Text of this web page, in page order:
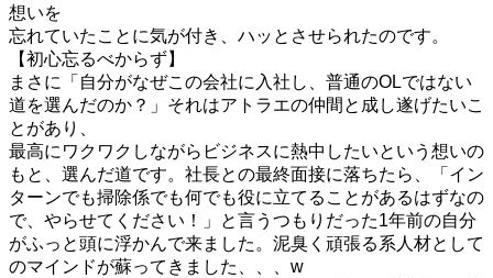
想いを
忘れていたことに気が付き、ハッとさせられたのです。
【初心忘るべからず】
まさに「自分がなぜこの会社に入社し、普通のOLではない
道を選んだのか？」それはアトラエの仲間と成し遂げたいこ
とがあり、
最高にワクワクしながらビジネスに熱中したいという想いの
もと、選んだ道です。社長との最終面接に落ちたら、「イン
ターンでも掃除係でも何でも役に立てることがあるはずなの
で、やらせてください！」と言うつもりだった1年前の自分
がふっと頭に浮かんで来ました。泥臭く頑張る系人材として
のマインドが蘇ってきました、、、w